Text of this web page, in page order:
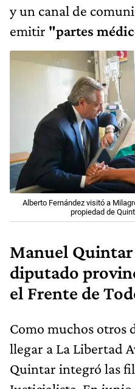
y un canal de
emitir "partes
Alberto Fernández visitó a
propiedad de
Manuel
diputado
el Frente de
Como muchos otros
llegar a La Libertad
Quintar integró las